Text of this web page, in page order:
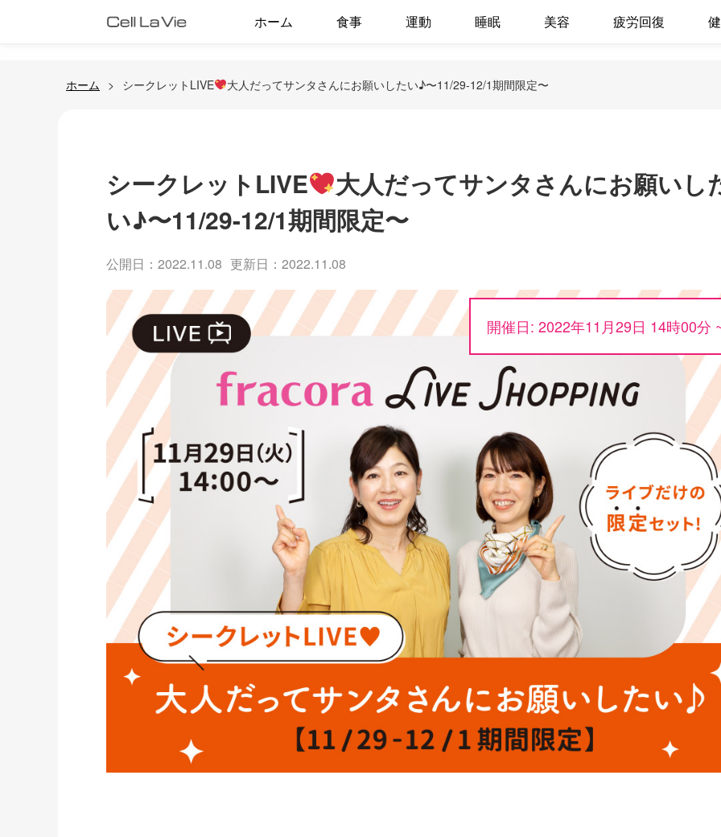
ホーム 食事 運動 睡眠 美容 疲労回復
ホーム シークレットLIVE 大人だってサンタさんにお願いしたい♪〜11/29-12/1期間限定〜
シークレットLIVE
大人だってサンタさんにお願いし
い♪〜11/29-12/1期間限定〜
公開日：2022.11.08 更新日：2022.11.08
開催日: 2022年11月29日 14時00分